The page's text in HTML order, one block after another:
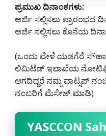
ಪ್ರಮುಖ ದಿನಾಂಕಗಳು:
ಅರ್ಜಿ ಸಲ್ಲಿಸಲು ಪ್ರಾರಂಭದ
ಅರ್ಜಿ ಸಲ್ಲಿಸಲು ಕೊನೆಯ
(ಒಂದು ವೇಳೆ ಯಡಗೆರೆ
ಲಿಮಿಟೆಡ್ ಇಲಾಖೆಯ
ಆಗದಿದ್ದರೆ ನಮ್ಮ ವಾಟ್ಸಪ್
ನಂಬರಿಗೆ ಮೆಸೇಜ್ ಮಾಡಿ)
YASCCON